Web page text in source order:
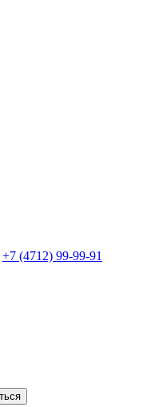
+7 (4712) 99-99-91